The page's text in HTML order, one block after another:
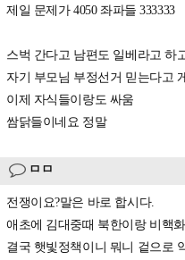
제일 문제가 4050 좌파들 333333
스벅 간다고 남편도 일베라고 하
자기 부모님 부정선거 믿는다고
이제 자식들이랑도 싸움
쌈닭들이네요 정말
ㅁㅁ
전쟁이요?말은 바로 합시다.
애초에 김대중때 북한이랑 비핵
결국 햇빛정책이니 뭐니 겉으로